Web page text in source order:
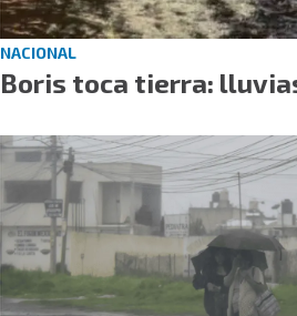
NACIONAL
Boris toca tierra: